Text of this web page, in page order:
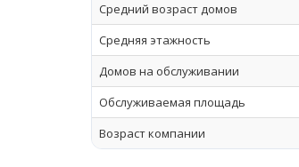
Средний возраст домов
Средняя этажность
Домов на обслуживании
Обслуживаемая площадь
Возраст компании